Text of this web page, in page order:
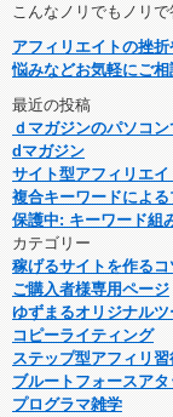
こんなノリでもノリで
アフィリエイトの挫
悩みなどお気軽にご
最近の投稿
ｄマガジンのパソコ
dマガジン
サイト型アフィリエ
複合キーワードによ
保護中: キーワード組
カテゴリー
稼げるサイトを作るコ
ご購入者様専用ページ
ゆずまるオリジナルツ
コピーライティング
ステップ型アフィリ
ブルートフォースアタ
プログラマ雑学